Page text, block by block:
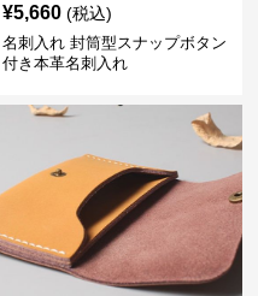
¥5,660 (税込)
名刺入れ 封筒型スナップボタン
付き本革名刺入れ